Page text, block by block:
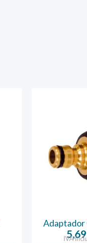
Adaptador
5,69
IVA